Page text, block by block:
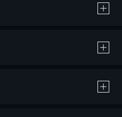
カード決済による作品の購入 / レンタルです。